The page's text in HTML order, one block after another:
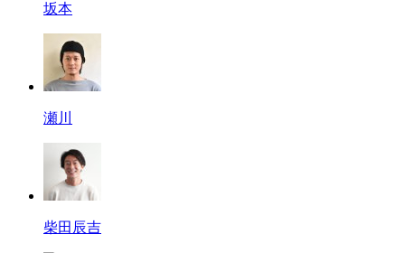
坂本
瀬川
柴田辰吉